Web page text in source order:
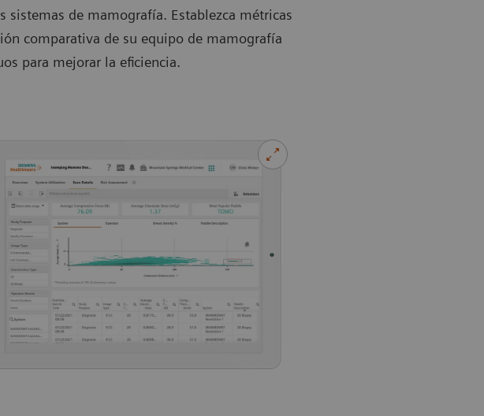
sistemas de mamografía. Establezca métricas
comparativa de su equipo de mamografía
para mejorar la eficiencia.